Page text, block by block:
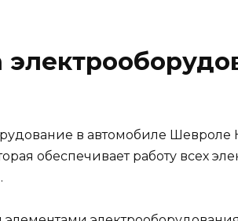
в автомобиле Шевроле
обеспечивает работу всех